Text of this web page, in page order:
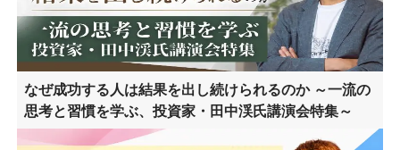
なぜ成功する人は結果を出し続けられるのか ～一流の
思考と習慣を学ぶ、投資家・田中渓氏講演会特集～